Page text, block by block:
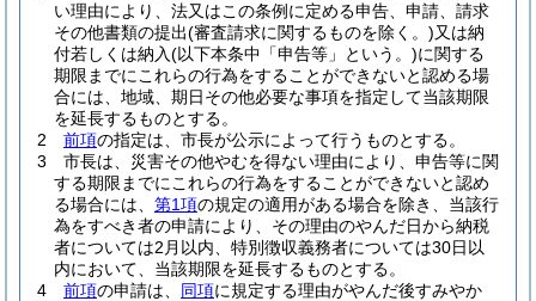
い理由により、法又はこの条例に定める申告、申請、請求
その他書類の提出(審査請求に関するものを除く。)又は納
付若しくは納入(以下本条中「申告等」という。)に関する
期限までにこれらの行為をすることができないと認める場
合には、地域、期日その他必要な事項を指定して当該期限
を延長するものとする。
2
前項の指定は、市長が公示によって行うものとする。
3
市長は、災害その他やむを得ない理由により、申告等に関
する期限までにこれらの行為をすることができないと認め
る場合には、 第1項の規定の適用がある場合を除き、当該行
為をすべき者の申請により、その理由のやんだ日から納税
者については2月以内、特別徴収義務者については30日以
内において、当該期限を延長するものとする。
4
前項の申請は、 同項に規定する理由がやんだ後すみやか